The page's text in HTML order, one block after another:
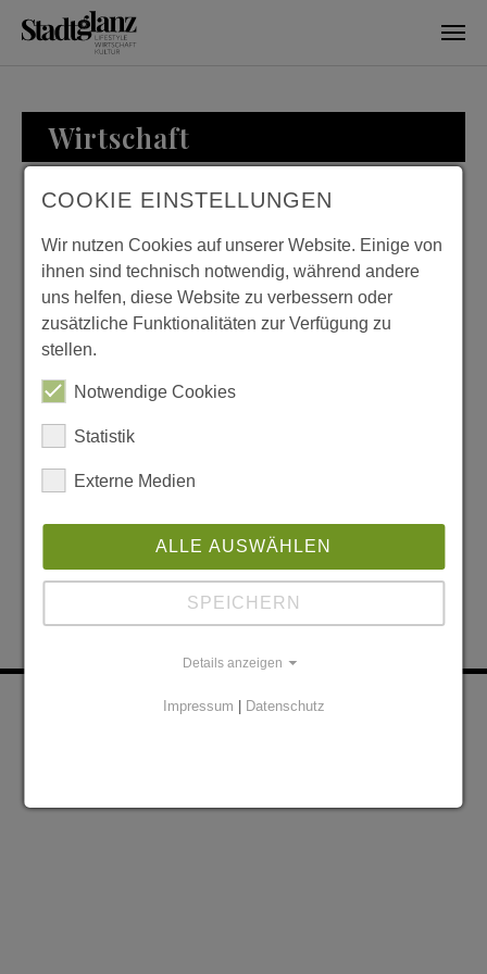
Wirtschaft
WIRTSCHAFT
KURTH MANUFAKTUR
FÜR WOHNKULTUR
KONTAKT
COOKIE EINSTELLUNGEN
Wir nutzen Cookies auf unserer Website. Einige von
ihnen sind technisch notwendig, während andere
uns helfen, diese Website zu verbessern oder
zusätzliche Funktionalitäten zur Verfügung zu
stellen.
Notwendige Cookies
Statistik
Externe Medien
ALLE AUSWÄHLEN
SPEICHERN
Details anzeigen
Impressum Datenschutz